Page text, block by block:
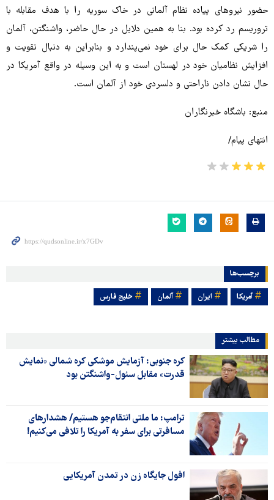
حضور نیروهای پیاده نظام آلمانی در خاک سوریه را با هدف مقابله با
تروریسم رد کرده بود. بنا به همین دلایل در حال حاضر، واشنگتن، آلمان
را شریکی کمک حال برای خود نمی‌پندارد و بنابراین به دنبال تقویت و
افزایش نظامیان خود در لهستان است و به این وسیله در واقع آمریکا در
حال نشان دادن ناراحتی و دلسردی خود از آلمان است.
منبع: باشگاه خبرنگاران
انتهای پیام/
برچسب‌ها
آمریکا ایران آلمان خلیج فارس
مطالب بیشتر
کره جنوبی: آزمایش موشکی کره شمالی «نمایش
قدرت» مقابل سئول-واشنگتن بود
ترامپ: ما ملتی انتقام‌جو هستیم/ هشدارهای
مسافرتی برای سفر به آمریکا را تلافی می‌کنیم!
افول جایگاه زن در تمدن آمریکایی